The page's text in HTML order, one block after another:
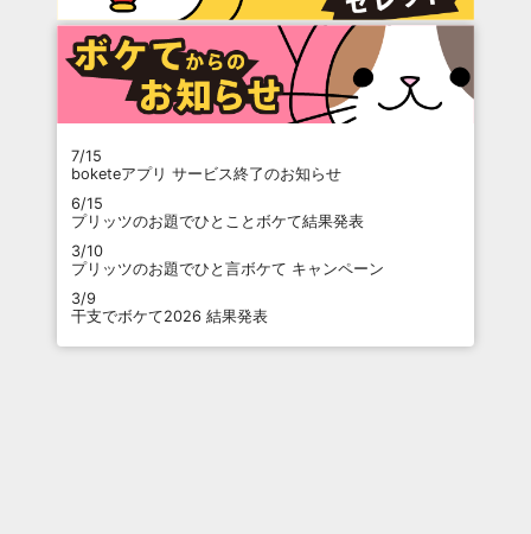
7/15
boketeアプリ サービス終了のお知らせ
6/15
プリッツのお題でひとことボケて結果発表
3/10
プリッツのお題でひと言ボケて キャンペーン
3/9
干支でボケて2026 結果発表